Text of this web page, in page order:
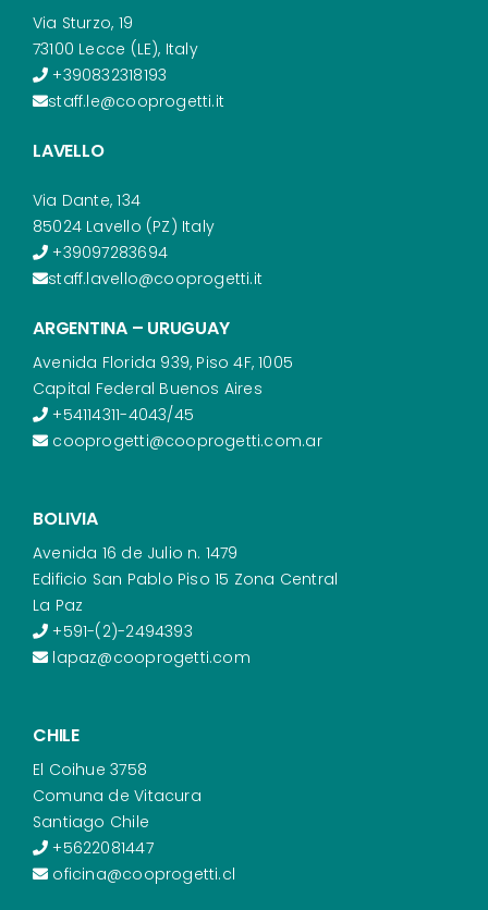
Via Sturzo, 19
73100 Lecce (LE), Italy
+390832318193
staff.le@cooprogetti.it
LAVELLO
Via Dante, 134
85024 Lavello (PZ) Italy
+39097283694
staff.lavello@cooprogetti.it
ARGENTINA – URUGUAY
Avenida Florida 939, Piso 4F, 1005
Capital Federal Buenos Aires
+54114311-4043/45
cooprogetti@cooprogetti.com.ar
BOLIVIA
Avenida 16 de Julio n. 1479
Edificio San Pablo Piso 15 Zona Central
La Paz
+591-(2)-2494393
lapaz@cooprogetti.com
CHILE
El Coihue 3758
Comuna de Vitacura
Santiago Chile
+5622081447
oficina@cooprogetti.cl